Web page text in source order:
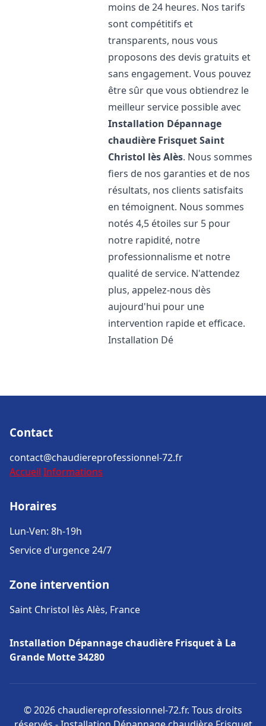
moins de 24 heures. Nos tarifs
sont compétitifs et
transparents, nous vous
proposons des devis gratuits et
sans engagement. Vous pouvez
être sûr que vous obtiendrez le
meilleur service possible avec
Installation Dépannage
chaudière FrisquetSaint
Christol lès Alès. Nous sommes
fiers de nos garanties et de nos
résultats, nos clients satisfaits
en témoignent. Nous sommes
notés 4,5 étoiles sur 5 pour
notre rapidité, notre
professionnalisme et notre
qualité de service. N'attendez
plus, appelez-nous dès
aujourd'hui pour une
intervention rapide et efficace.
Installation Dé
Contact
contact@chaudiereprofessionnel-72.fr
Accueil Informations
Horaires
Lun-Ven: 8h-19h
Service d'urgence 24/7
Zone intervention
Saint Christol lès Alès, France
Installation Dépannage chaudière Frisquet à La
Grande Motte 34280
© 2026 chaudiereprofessionnel-72.fr. Tous droits